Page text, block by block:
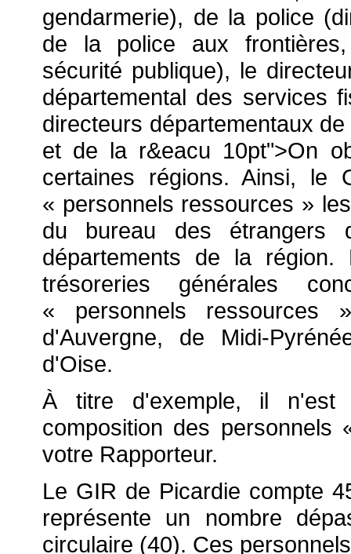
gendarmerie), de la police
de la police aux
sécurité publique), le
départemental des services
directeurs départementaux
et de la r&eacu 10pt">On
certaines régions. Ainsi, le
« personnels ressources »
du bureau des étrangers
départements de la
trésoreries générales
« personnels ressources
d'Auvergne, de Midi-
d'Oise.
À titre d'exemple, il n'est
composition des
votre Rapporteur.
Le GIR de Picardie compte
représente un nombre
circulaire (40). Ces